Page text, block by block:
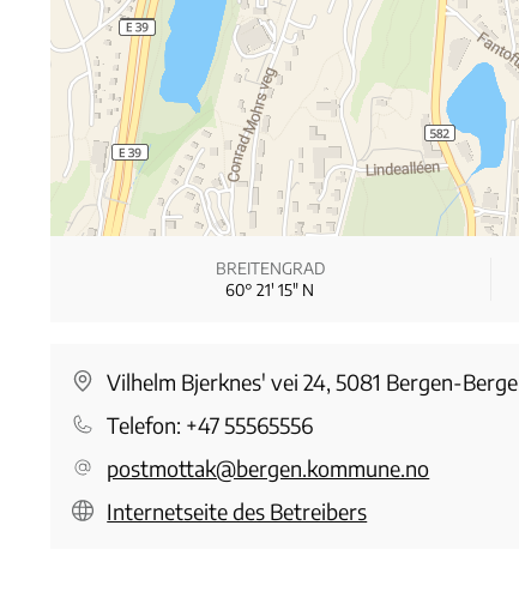
BREITENGRAD
60° 21′ 15″ N
Vilhelm Bjerknes' vei 24, 5081 Bergen-Berge
Telefon: +47 55565556
postmottak@bergen.kommune.no
Internetseite des Betreibers